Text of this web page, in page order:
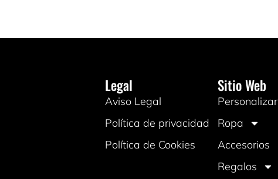
Legal
Aviso Legal
Política de privacidad
Política de Cookies
Sitio Web
Personalizar
Ropa
Accesorios
Regalos